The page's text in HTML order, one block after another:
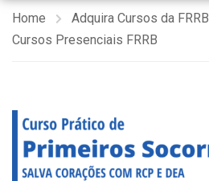
Home
Adquira Cursos da FRRB
Cursos Presenciais FRRB